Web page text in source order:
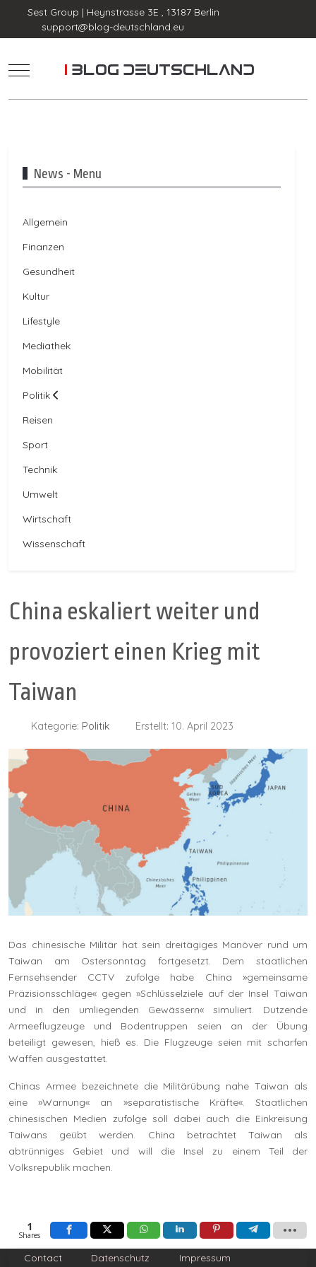
Sest Group | Heynstrasse 3E , 13187 Berlin
support@blog-deutschland.eu
Mobile Menu Toggle
News - Menu
Allgemein
Finanzen
Gesundheit
Kultur
Lifestyle
Mediathek
Mobilität
Politik
Reisen
Sport
Technik
Umwelt
Wirtschaft
Wissenschaft
China eskaliert weiter und
provoziert einen Krieg mit
Taiwan
Kategorie: Politik Erstellt: 10. April 2023
Das chinesische Militär hat sein dreitägiges Manöver rund um
Taiwan am Ostersonntag fortgesetzt. Dem staatlichen
Fernsehsender CCTV zufolge habe China »gemeinsame
Präzisionsschläge« gegen »Schlüsselziele auf der Insel Taiwan
und in den umliegenden Gewässern« simuliert. Dutzende
Armeeflugzeuge und Bodentruppen seien an der Übung
beteiligt gewesen, hieß es. Die Flugzeuge seien mit scharfen
Waffen ausgestattet.
Chinas Armee bezeichnete die Militärübung nahe Taiwan als
eine »Warnung« an »separatistische Kräfte«. Staatlichen
chinesischen Medien zufolge soll dabei auch die Einkreisung
Taiwans geübt werden. China betrachtet Taiwan als
abtrünniges Gebiet und will die Insel zu einem Teil der
Volksrepublik machen.
1
Shares
Contact Datenschutz Impressum